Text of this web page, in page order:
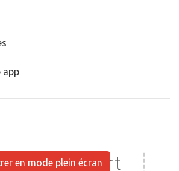
app
en mode plein écran